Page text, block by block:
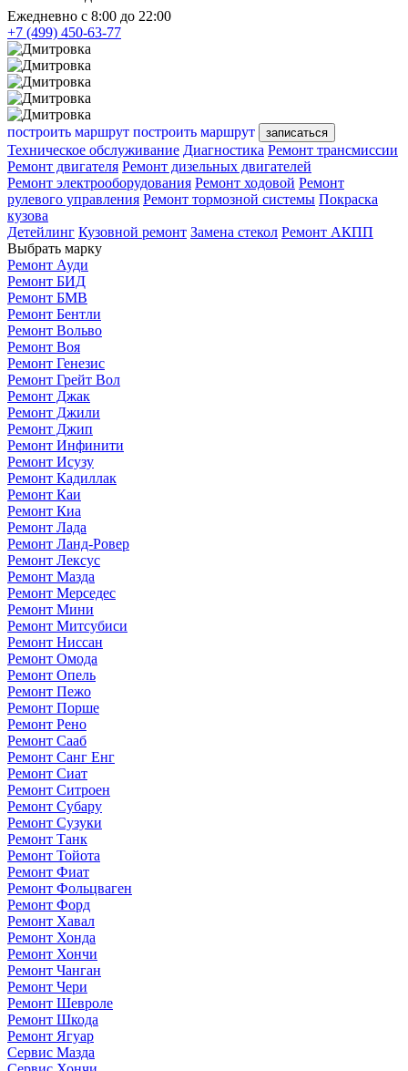
Ежедневно с 8:00 до 22:00
+7 (499) 450-63-77
построить маршрут построить маршрут записаться
Техническое обслуживание Диагностика Ремонт трансмиссии
Ремонт двигателя Ремонт дизельных двигателей
Ремонт электрооборудования Ремонт ходовой Ремонт
рулевого управления Ремонт тормозной системы Покраска
кузова
Детейлинг Кузовной ремонт Замена стекол Ремонт АКПП
Выбрать марку
Ремонт Ауди
Ремонт БИД
Ремонт БМВ
Ремонт Бентли
Ремонт Вольво
Ремонт Воя
Ремонт Генезис
Ремонт Грейт Вол
Ремонт Джак
Ремонт Джили
Ремонт Джип
Ремонт Инфинити
Ремонт Исузу
Ремонт Кадиллак
Ремонт Каи
Ремонт Киа
Ремонт Лада
Ремонт Ланд-Ровер
Ремонт Лексус
Ремонт Мазда
Ремонт Мерседес
Ремонт Мини
Ремонт Митсубиси
Ремонт Ниссан
Ремонт Омода
Ремонт Опель
Ремонт Пежо
Ремонт Порше
Ремонт Рено
Ремонт Сааб
Ремонт Санг Енг
Ремонт Сиат
Ремонт Ситроен
Ремонт Субару
Ремонт Сузуки
Ремонт Танк
Ремонт Тойота
Ремонт Фиат
Ремонт Фольцваген
Ремонт Форд
Ремонт Хавал
Ремонт Хонда
Ремонт Хончи
Ремонт Чанган
Ремонт Чери
Ремонт Шевроле
Ремонт Шкода
Ремонт Ягуар
Сервис Мазда